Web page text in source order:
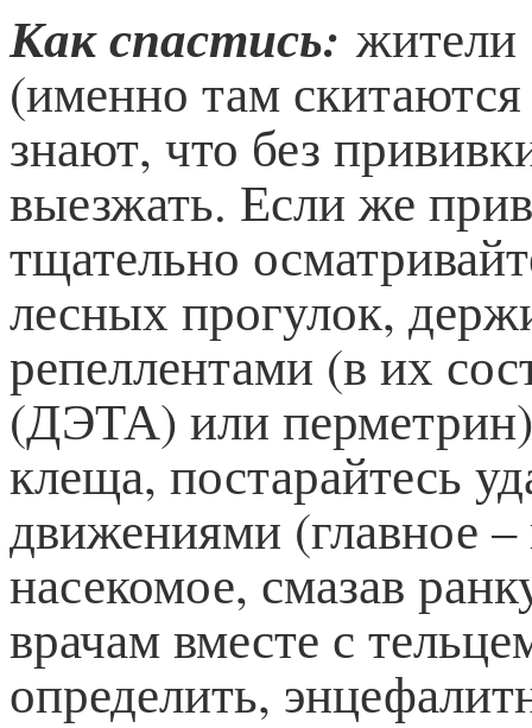
Как спастись:жители
(именно там
знают, что без
выезжать. Если же
тщательно
лесных прогулок,
репеллентами (в их
(ДЭТА) или
клеща, постарайтесь
движениями (главное
насекомое, смазав
врачам вместе с
определить,